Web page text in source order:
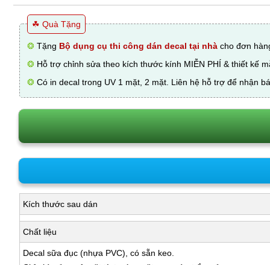
☘ Quà Tặng
❂ Tặng Bộ dụng cụ thi công dán decal tại nhà cho đơn
❂ Hỗ trợ chỉnh sửa theo kích thước kính MIỄN PHÍ & thiết kế
❂ Có in decal trong UV 1 mặt, 2 mặt. Liên hệ hỗ trợ để nhận
Kích thước sau dán
Chất liệu
Decal sữa đục (nhựa PVC), có sẵn keo.